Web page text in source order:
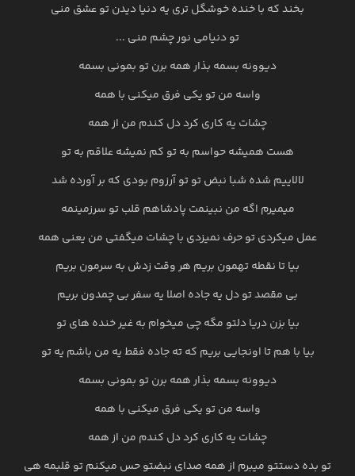
بخند که با خنده خوشگل تری یه دنیا دیدن تو عشق منی
تو دنیامی نور چشم منی ...
دیوونه بسمه بذار همه برن تو بمونی بسمه
واسه من تو یکی فرق میکنی با همه
چشات یه کاری کرد دل کندم من از همه
هست همیشه حواسم به تو کم نمیشه علاقم به تو
لالاییم شده شبا نبض تو تو آرزوم بودی که بر آورده شد
میمیرم اگه من نبینمت پادشاهم قلب تو سرزمینمه
عمل میکردی تو حرف نمیزدی با چشات میگفتی من یعنی همه
بیا تا نقطه تهمون بریم هر وقت زدش به سرمون بریم
بی مقصد تو دل یه جاده اصلا یه سفر بی چمدون بریم
بیا بزن دریا دلتو مگه چی میخوام به غیر خنده های تو
بیا با هم تا اونجایی بریم که ته جاده فقط یه من باشم یه تو
دیوونه بسمه بذار همه برن تو بمونی بسمه
واسه من تو یکی فرق میکنی با همه
چشات یه کاری کرد دل کندم من از همه
تو بده دستتو میبرم از همه صدای نبضتو حس میکنم تو قلبمه هی